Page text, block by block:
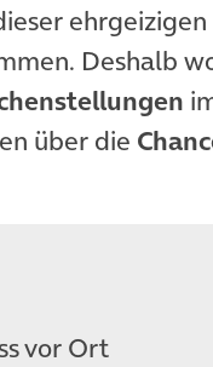
Deshalb
über die
vor Ort